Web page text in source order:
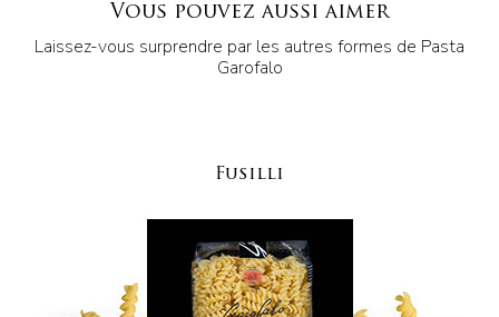
Vous pouvez aussi aimer
Laissez-vous surprendre par les autres formes de Pasta
Garofalo
Fusilli